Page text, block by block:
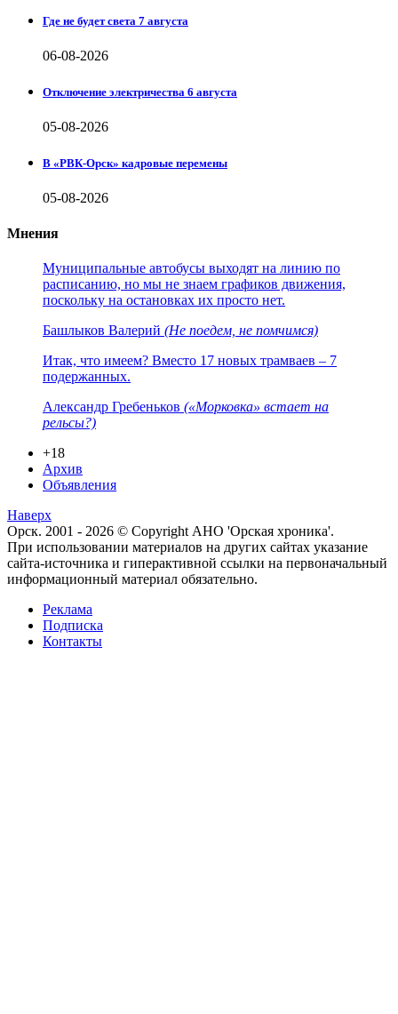
Где не будет света 7 августа
06-08-2026
Отключение электричества 6 августа
05-08-2026
В «РВК-Орск» кадровые перемены
05-08-2026
Мнения
Муниципальные автобусы выходят на линию по
расписанию, но мы не знаем графиков движения,
поскольку на остановках их просто нет.
Башлыков Валерий (Не поедем, не помчимся)
Итак, что имеем? Вместо 17 новых трамваев – 7
подержанных.
Александр Гребеньков («Морковка» встает на
рельсы?)
+18
Архив
Объявления
Наверх
Орск. 2001 - 2026 © Copyright АНО 'Орская хроника'.
При использовании материалов на других сайтах указание
сайта-источника и гиперактивной ссылки на первоначальный
информационный материал обязательно.
Реклама
Подписка
Контакты